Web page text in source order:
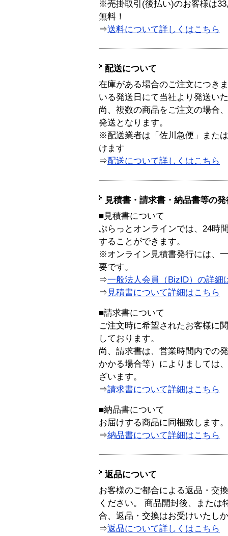
※売掛取引(後払い)のお客様は
無料！
⇒送料について詳しくはこちら
配送について
在庫がある場合のご注文につき
いる発送日にて当社より発送い
尚、複数の商品をご注文の場合
発送となります。
※配送業者は「佐川急便」また
けます
⇒配送について詳しくはこちら
見積書・請求書・納品書等の
■見積書について
ぷらっとオンラインでは、24時
することができます。
※オンライン見積書発行には、
要です。
⇒一般法人会員（BizID）の詳細
⇒ 見積書について詳細はこちら
■請求書について
ご注文時に希望されたお客様に
しております。
尚、請求書は、営業時間内での
かかる場合等）によりましては
ざいます。
⇒請求書について詳細はこちら
■納品書について
お届けする商品に同梱致します。
⇒納品書について詳細はこちら
返品について
お客様のご都合による返品・交
ください。 商品開封後、または
合、返品・交換はお受けいたし
⇒返品について詳しくはこちら